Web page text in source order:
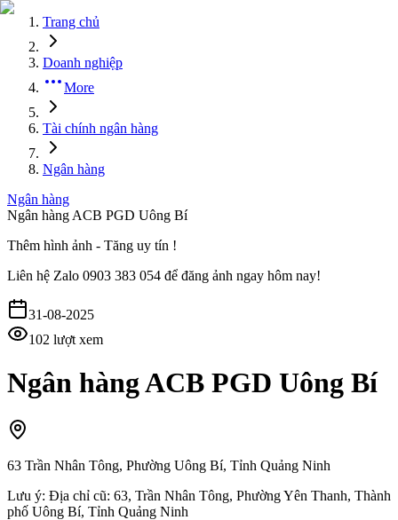
Trang chủ
Doanh nghiệp
More
Tài chính ngân hàng
Ngân hàng
Ngân hàng
Ngân hàng ACB PGD Uông Bí
Thêm hình ảnh - Tăng uy tín !
Liên hệ Zalo 0903 383 054 để đăng ảnh ngay hôm nay!
31-08-2025
102 lượt xem
Ngân hàng ACB PGD Uông Bí
63 Trần Nhân Tông, Phường Uông Bí, Tỉnh Quảng Ninh
Lưu ý: Địa chỉ cũ: 63, Trần Nhân Tông, Phường Yên Thanh, Thành
phố Uông Bí, Tỉnh Quảng Ninh